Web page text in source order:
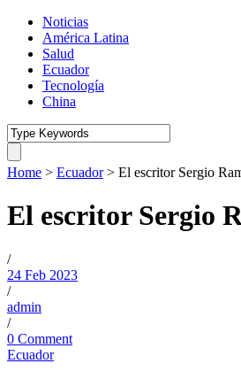
Noticias
América Latina
Salud
Ecuador
Tecnología
China
Home > Ecuador > El escritor Sergio
El escritor Sergio
/
24 Feb 2023
/
admin
/
0 Comment
Ecuador